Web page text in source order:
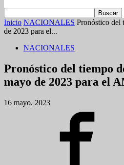
Inicio NACIONALES Pronóstico del
de 2023 para el...
NACIONALES
Pronóstico del tiempo
mayo de 2023 para el
16 mayo, 2023